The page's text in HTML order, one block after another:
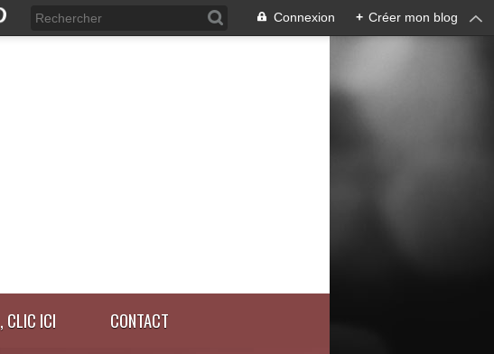
Connexion + Créer mon blog
CLIC ICI CONTACT